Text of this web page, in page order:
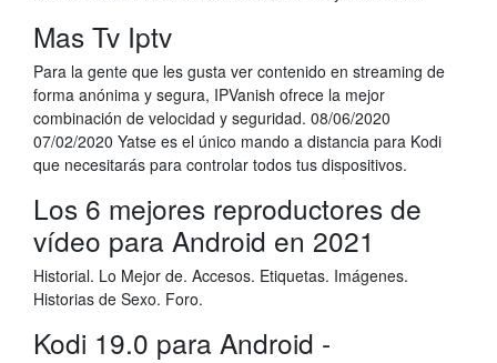
Mas Tv Iptv
Para la gente que les gusta ver contenido en streaming de
forma anónima y segura, IPVanish ofrece la mejor
combinación de velocidad y seguridad. 08/06/2020
07/02/2020 Yatse es el único mando a distancia para Kodi
que necesitarás para controlar todos tus dispositivos.
Los 6 mejores reproductores de
vídeo para Android en 2021
Historial. Lo Mejor de. Accesos. Etiquetas. Imágenes.
Historias de Sexo. Foro.
Kodi 19.0 para Android -